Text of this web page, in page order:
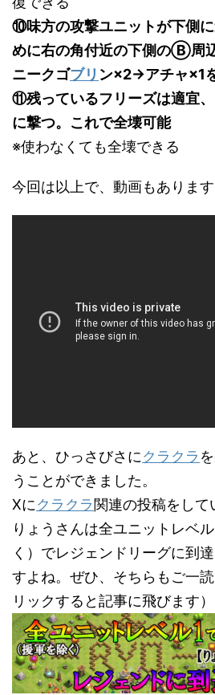
⑩味方の攻撃ユニットが下側
めに右の角付近の下側のⒷ周
ニークゴブリ ン×2→アチャ×1
⑪残っているフリーズは適宜
に撃つ。これで全壊可能
※使わなくても全壊できる
今回は以上で、動画もありま
あと、ひっさびさにクラクラ
うことができました。
Xにクラクラ関連の投稿をして
りょうさんは全ユニットレベ
く）でレジェンドリーグに到
すよね。ぜひ、そちらもご一
リックすると記事に飛びます）